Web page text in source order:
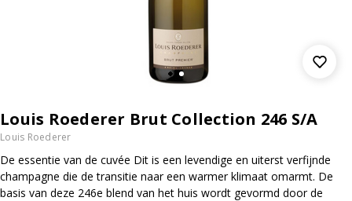
Louis Roederer Brut Collection 246 S/A
Louis Roederer
De essentie van de cuvée Dit is een levendige en uiterst verfijnde
champagne die de transitie naar een warmer klimaat omarmt. De
basis van deze 246e blend van het huis wordt gevormd door de